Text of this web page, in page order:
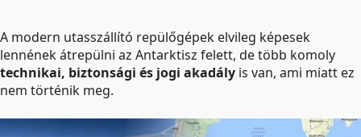
A modern utasszállító repülőgépek elvileg képesek
lennének átrepülni az Antarktisz felett, de több komoly
technikai, biztonsági és jogi akadály is van, ami miatt ez
nem történik meg.